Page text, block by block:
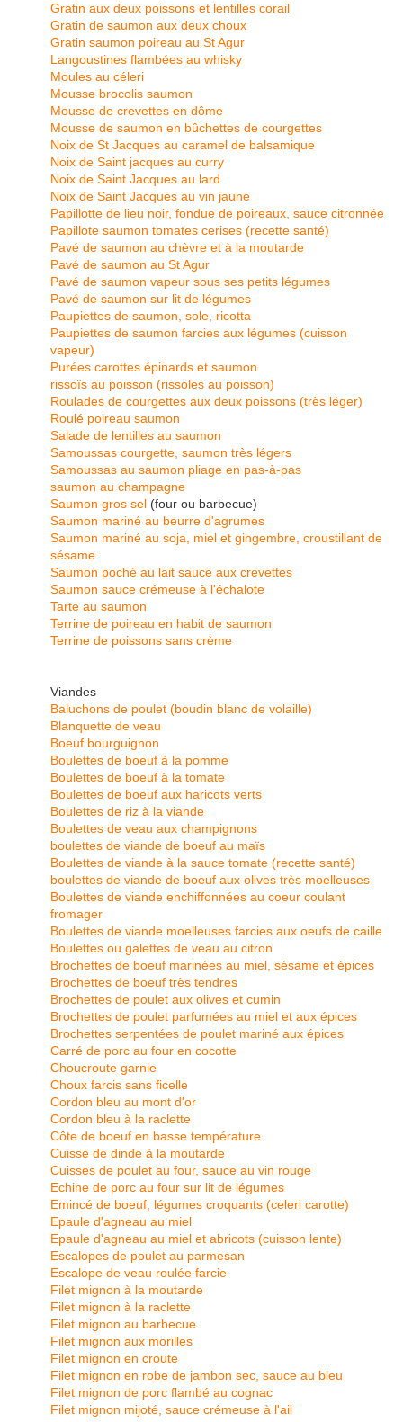
Gratin aux deux poissons et lentilles corail
Gratin de saumon aux deux choux
Gratin saumon poireau au St Agur
Langoustines flambées au whisky
Moules au céleri
Mousse brocolis saumon
Mousse de crevettes en dôme
Mousse de saumon en bûchettes de courgettes
Noix de St Jacques au caramel de balsamique
Noix de Saint jacques au curry
Noix de Saint Jacques au lard
Noix de Saint Jacques au vin jaune
Papillotte de lieu noir, fondue de poireaux, sauce citronnée
Papillote saumon tomates cerises (recette santé)
Pavé de saumon au chèvre et à la moutarde
Pavé de saumon au St Agur
Pavé de saumon vapeur sous ses petits légumes
Pavé de saumon sur lit de légumes
Paupiettes de saumon, sole, ricotta
Paupiettes de saumon farcies aux légumes (cuisson
vapeur)
Purées carottes épinards et saumon
rissoïs au poisson (rissoles au poisson)
Roulades de courgettes aux deux poissons (très léger)
Roulé poireau saumon
Salade de lentilles au saumon
Samoussas courgette, saumon très légers
Samoussas au saumon pliage en pas-à-pas
saumon au champagne
Saumon gros sel (four ou barbecue)
Saumon mariné au beurre d'agrumes
Saumon mariné au soja, miel et gingembre, croustillant de
sésame
Saumon poché au lait sauce aux crevettes
Saumon sauce crémeuse à l'échalote
Tarte au saumon
Terrine de poireau en habit de saumon
Terrine de poissons sans crème
Viandes
Baluchons de poulet (boudin blanc de volaille)
Blanquette de veau
Boeuf bourguignon
Boulettes de boeuf à la pomme
Boulettes de boeuf à la tomate
Boulettes de boeuf aux haricots verts
Boulettes de riz à la viande
Boulettes de veau aux champignons
boulettes de viande de boeuf au maïs
Boulettes de viande à la sauce tomate (recette santé)
boulettes de viande de boeuf aux olives très moelleuses
Boulettes de viande enchiffonnées au coeur coulant
fromager
Boulettes de viande moelleuses farcies aux oeufs de caille
Boulettes ou galettes de veau au citron
Brochettes de boeuf marinées au miel, sésame et épices
Brochettes de boeuf très tendres
Brochettes de poulet aux olives et cumin
Brochettes de poulet parfumées au miel et aux épices
Brochettes serpentées de poulet mariné aux épices
Carré de porc au four en cocotte
Choucroute garnie
Choux farcis sans ficelle
Cordon bleu au mont d'or
Cordon bleu à la raclette
Côte de boeuf en basse température
Cuisse de dinde à la moutarde
Cuisses de poulet au four, sauce au vin rouge
Echine de porc au four sur lit de légumes
Emincé de boeuf, légumes croquants (celeri carotte)
Epaule d'agneau au miel
Epaule d'agneau au miel et abricots (cuisson lente)
Escalopes de poulet au parmesan
Escalope de veau roulée farcie
Filet mignon à la moutarde
Filet mignon à la raclette
Filet mignon au barbecue
Filet mignon aux morilles
Filet mignon en croute
Filet mignon en robe de jambon sec, sauce au bleu
Filet mignon de porc flambé au cognac
Filet mignon mijoté, sauce crémeuse à l'ail